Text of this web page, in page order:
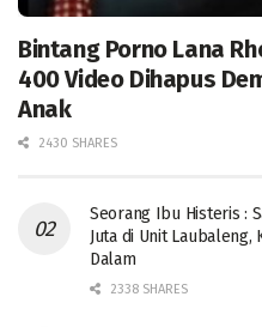
Bintang Porno Lana
400 Video Dihapus
Anak
2430 SHARES
Seorang Ibu Histeris :
Juta di Unit Laubaleng,
Dalam
2338 SHARES